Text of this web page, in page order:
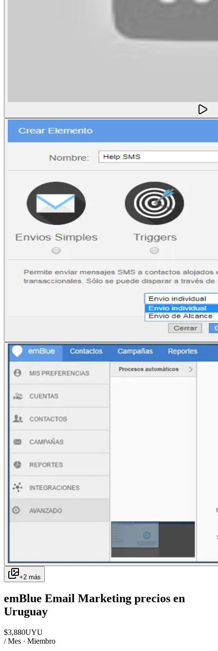
+2 más
emBlue Email Marketing precios en
Uruguay
$3,880UYU
/ Mes · Miembro